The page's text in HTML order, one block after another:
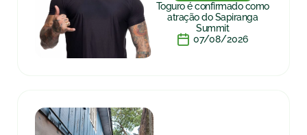
Toguro é confirmado como
atração do Sapiranga
Summit
07/08/2026